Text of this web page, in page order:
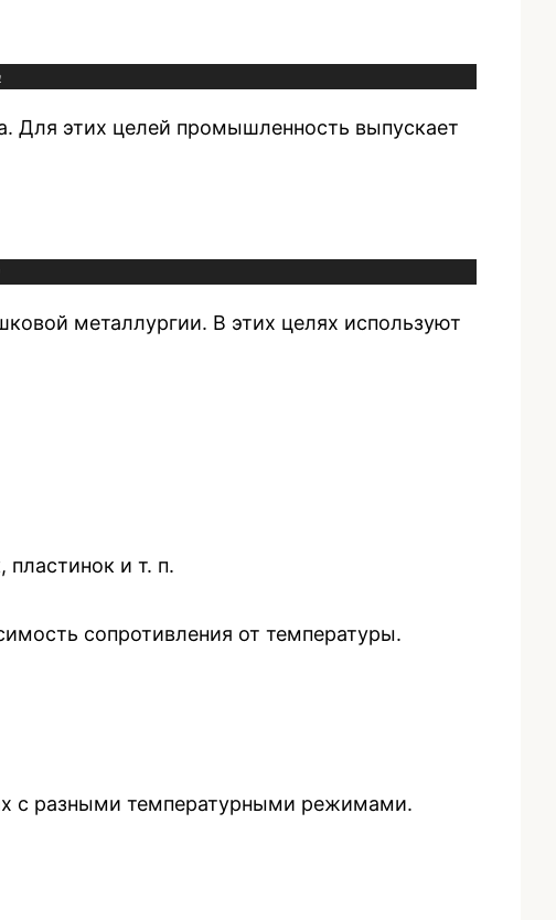
Для этих целей промышленность выпускает
металлургии. В этих целях используют
и т. п.
сопротивления от температуры.
с разными температурными режимами.